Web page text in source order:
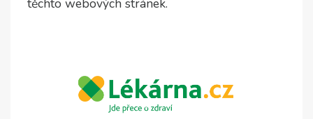
těchto webových stránek.